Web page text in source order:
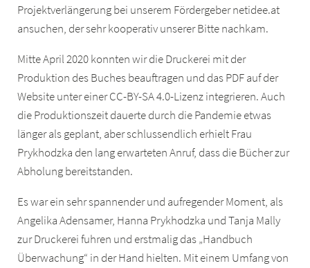
Projektverlängerung bei unserem Fördergeber netidee.at
ansuchen, der sehr kooperativ unserer Bitte nachkam.
Mitte April 2020 konnten wir die Druckerei mit der
Produktion des Buches beauftragen und das PDF auf der
Website unter einer CC-BY-SA 4.0-Lizenz integrieren. Auch
die Produktionszeit dauerte durch die Pandemie etwas
länger als geplant, aber schlussendlich erhielt Frau
Prykhodzka den lang erwarteten Anruf, dass die Bücher zur
Abholung bereitstanden.
Es war ein sehr spannender und aufregender Moment, als
Angelika Adensamer, Hanna Prykhodzka und Tanja Mally
zur Druckerei fuhren und erstmalig das „Handbuch
Überwachung“ in der Hand hielten. Mit einem Umfang von